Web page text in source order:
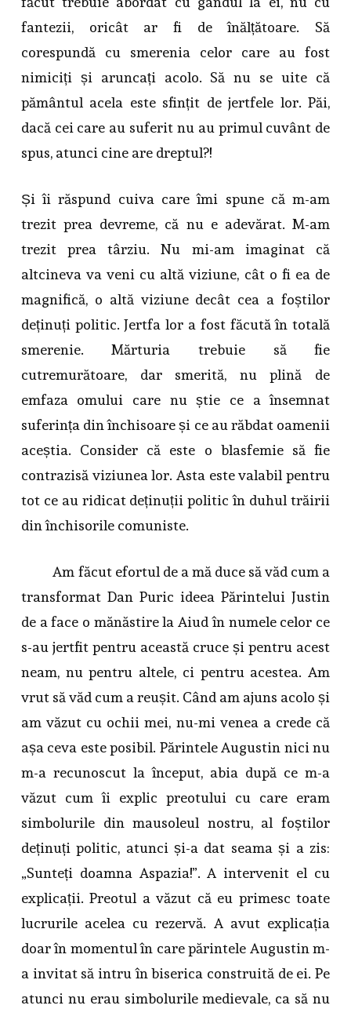
fantezii, oricât ar fi de înălțătoare. Să
corespundă cu smerenia celor care au fost
nimiciți și aruncați acolo. Să nu se uite că
pământul acela este sfințit de jertfele lor. Păi,
dacă cei care au suferit nu au primul cuvânt de
spus, atunci cine are dreptul?!
Și îi răspund cuiva care îmi spune că m-am
trezit prea devreme, că nu e adevărat. M-am
trezit prea târziu. Nu mi-am imaginat că
altcineva va veni cu altă viziune, cât o fi ea de
magnifică, o altă viziune decât cea a foștilor
deținuți politic. Jertfa lor a fost făcută în totală
smerenie. Mărturia trebuie să fie
cutremurătoare, dar smerită, nu plină de
emfaza omului care nu știe ce a însemnat
suferința din închisoare și ce au răbdat oamenii
aceștia. Consider că este o blasfemie să fie
contrazisă viziunea lor. Asta este valabil pentru
tot ce au ridicat deținuții politic în duhul trăirii
din închisorile comuniste.
Am făcut efortul de a mă duce să văd cum a
transformat Dan Puric ideea Părintelui Justin
de a face o mănăstire la Aiud în numele celor ce
s-au jertfit pentru această cruce și pentru acest
neam, nu pentru altele, ci pentru acestea. Am
vrut să văd cum a reușit. Când am ajuns acolo și
am văzut cu ochii mei, nu-mi venea a crede că
așa ceva este posibil. Părintele Augustin nici nu
m-a recunoscut la început, abia după ce m-a
văzut cum îi explic preotului cu care eram
simbolurile din mausoleul nostru, al foștilor
deținuți politic, atunci și-a dat seama și a zis:
„Sunteți doamna Aspazia!”. A intervenit el cu
explicații. Preotul a văzut că eu primesc toate
lucrurile acelea cu rezervă. A avut explicația
doar în momentul în care părintele Augustin m-
a invitat să intru în biserica construită de ei. Pe
atunci nu erau simbolurile medievale, ca să nu